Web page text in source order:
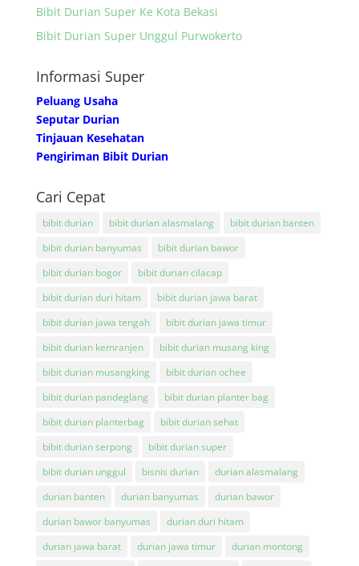
Bibit Durian Super Ke Kota Bekasi
Bibit Durian Super Unggul Purwokerto
Informasi Super
Peluang Usaha
Seputar Durian
Tinjauan Kesehatan
Pengiriman Bibit Durian
Cari Cepat
bibit durian bibit durian alasmalang
bibit durian banten
bibit durian banyumas
bibit durian bawor
bibit durian bogor
bibit durian cilacap
bibit durian duri hitam
bibit durian jawa barat
bibit durian jawa tengah
bibit durian jawa timur
bibit durian kemranjen
bibit durian musang king
bibit durian musangking
bibit durian ochee
bibit durian pandeglang
bibit durian planter bag
bibit durian planterbag
bibit durian sehat
bibit durian serpong
bibit durian super
bibit durian unggul
bisnis durian
durian alasmalang
durian banten
durian banyumas
durian bawor
durian bawor banyumas
durian duri hitam
durian jawa barat
durian jawa timur
durian montong